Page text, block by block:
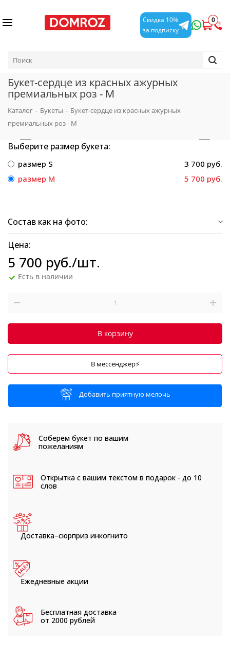
Скидка 10%
за подписку
0
Букет-сердце из красных ажурных
премиальных роз - M
Каталог - Букеты - Букет-сердце из красных ажурных
премиальных роз - M
Выберите размер букета:
размер S
3 700 руб.
размер M
5 700 руб.
Состав как на фото:
Цена:
5 700 руб./шт.
Есть в наличии
В корзину
В мессенджер⚡
Добавить приятную мелочь
Соберем букет по вашим
пожеланиям
Открытка с вашим текстом в подарок - до 10
слов
Доставка–сюрприз инкогнито
Ежедневные акции
Бесплатная доставка
от 2000 рублей